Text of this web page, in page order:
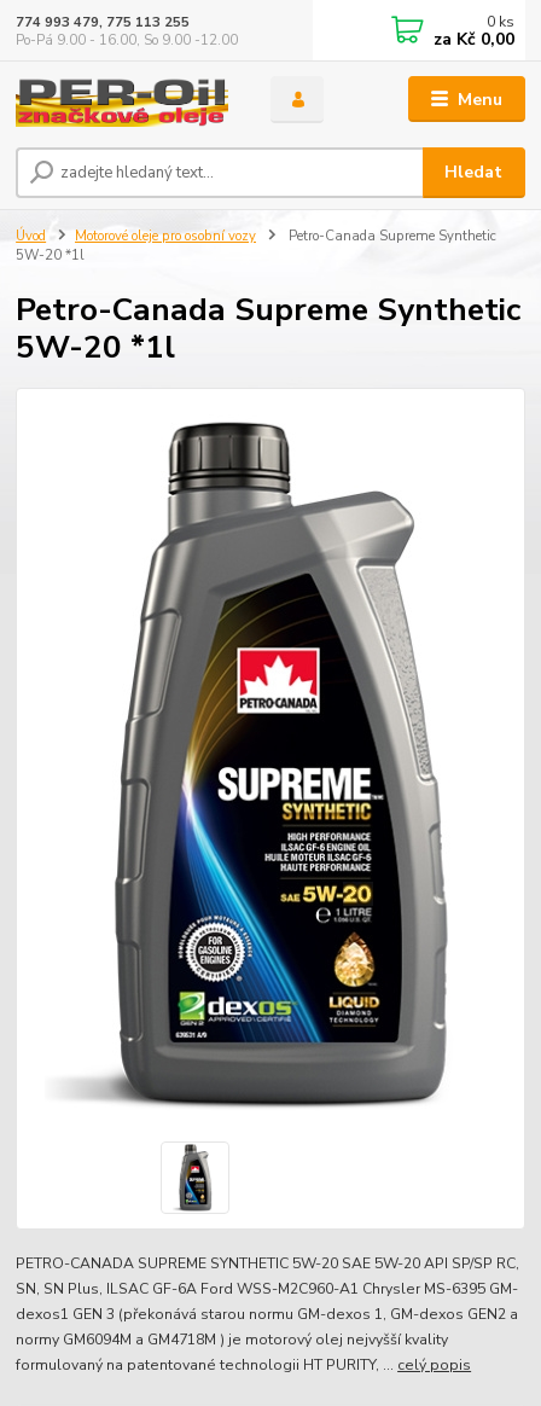
Menu
Hledat
774 993 479, 775 113 255
Po-Pá 9.00 - 16.00, So 9.00 -12.00
0 ks
za Kč 0,00
Úvod Motorové oleje pro osobní vozy
Petro-Canada Supreme Synthetic
5W-20 *1l
Petro-Canada Supreme Synthetic
5W-20 *1l
PETRO-CANADA SUPREME SYNTHETIC 5W-20 SAE 5W-20 API SP/SP RC,
SN, SN Plus, ILSAC GF-6A Ford WSS-M2C960-A1 Chrysler MS-6395 GM-
dexos1 GEN 3 (překonává starou normu GM-dexos 1, GM-dexos GEN2 a
normy GM6094M a GM4718M ) je motorový olej nejvyšší kvality
formulovaný na patentované technologii HT PURITY, ... celý popis